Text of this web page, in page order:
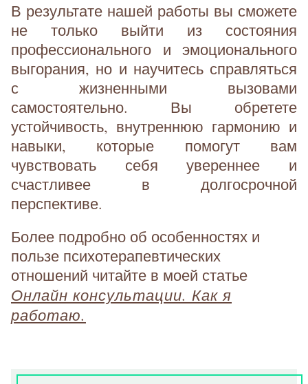
В результате нашей работы вы сможете
не только выйти из состояния
профессионального и эмоционального
выгорания, но и научитесь справляться
с жизненными вызовами
самостоятельно. Вы обретете
устойчивость, внутреннюю гармонию и
навыки, которые помогут вам
чувствовать себя увереннее и
счастливее в долгосрочной
перспективе.
Более подробно об особенностях и
пользе психотерапевтических
отношений читайте в моей статье
Онлайн консультации. Как я
работаю.